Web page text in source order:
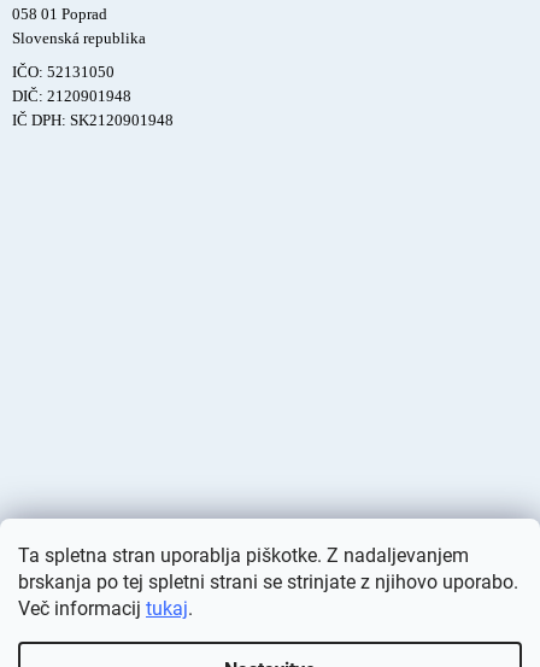
Ta spletna stran uporablja piškotke. Z nadaljevanjem
brskanja po tej spletni strani se strinjate z njihovo uporabo.
Več informacij tukaj.
058 01 Poprad
Slovenská republika
IČO: 52131050
DIČ: 2120901948
IČ DPH: SK2120901948